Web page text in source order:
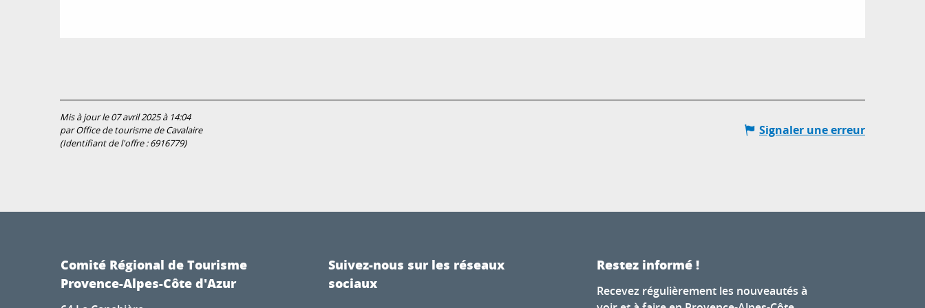
Mis à jour le 07 avril 2025 à 14:04
par Office de tourisme de Cavalaire
(Identifiant de l'offre :6916779)
Signaler une erreur
Comité Régional de Tourisme
Provence-Alpes-Côte d'Azur
Suivez-nous sur les réseaux
sociaux
Restez informé !
Recevez régulièrement les nouveautés à